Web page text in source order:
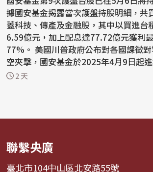
據國安基金揭露當次護盤持股明細，共
蓋科技、傳產及金融股，其中以買進台
6.59億元，加上配息達77.72億元獲利
77%。 美國川普政府公布對各國課徵對等關稅措施等利
空夾擊，國安基金於2025年4月9日起
6...2 天
聯繫央廣
臺北市104中山區北安路55號